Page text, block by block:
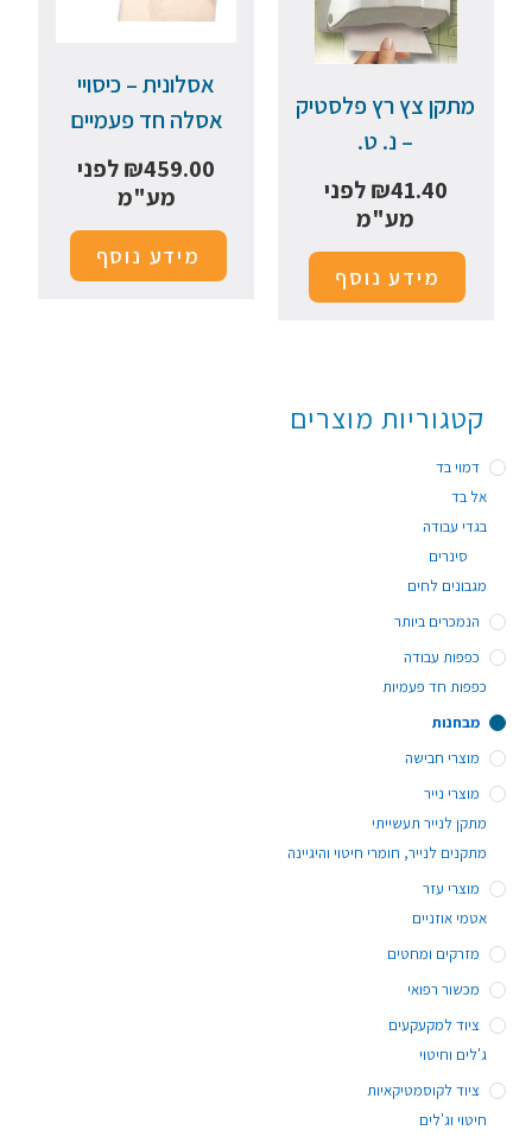
מתקן צץ רץ פלסטיק
– נ. ט.
₪41.40
לפני
מע"מ
מידע נוסף
אסלונית – כיסויי
אסלה חד פעמיים
₪459.00
לפני
מע"מ
מידע נוסף
קטגוריות מוצרים
דמוי בד
אל בד
בגדי עבודה
סינרים
מגבונים לחים
הנמכרים ביותר
כפפות עבודה
כפפות חד פעמיות
מבחנות
מוצרי חבישה
מוצרי נייר
מתקן לנייר תעשייתי
מתקנים לנייר, חומרי חיטוי והיגיינה
מוצרי עזר
אטמי אוזניים
מזרקים ומחטים
מכשור רפואי
ציוד למקעקעים
ג'לים וחיטוי
ציוד לקוסמטיקאיות
חיטוי וג'לים